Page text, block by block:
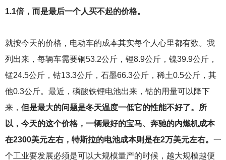
1.1倍，而是最后一个人买不起的价格。
就按今天的价格，电动车的成本其实每个人心里都有数。我
列出来，每辆车需要铜53.2公斤，锂8.9公斤，镍39.9公斤，
锰24.5公斤，钴13.3公斤，石墨66.3公斤，稀土0.5公斤，其
他0.3公斤。最近，磷酸铁锂电池出来，钴的用量可以降下
来， 但是最大的问题是冬天温度一低它的性能不好了。所
以，今天的这个价格，一辆最好的宝马、奔驰的内燃机成本
在2300美元左右，特斯拉的电池成本则是在2万美元左右。 一
个工业要发展必须是可以大规模量产的时候，越大规模越便